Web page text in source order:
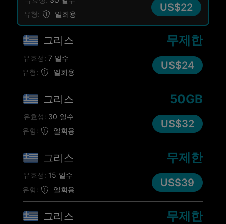
유형: 일회용
US$22
그리스
유형: 일회용
무제한
유효성: 7 일수
US$24
그리스
유형: 일회용
50GB
유효성: 30 일수
US$32
그리스
유형: 일회용
무제한
유효성: 15 일수
US$39
그리스 무제한